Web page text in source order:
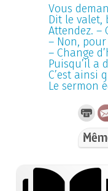
Vous
Dit le valet,
Attendez. –
– Non,
– Change
Puisqu’il a
C’est ainsi
Le sermon